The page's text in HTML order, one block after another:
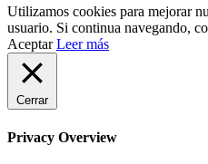
Utilizamos cookies para mejorar
usuario. Si continua navegando,
Aceptar Leer más
Cerrar
Privacy Overview